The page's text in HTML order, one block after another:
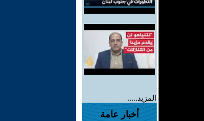
المزيد.....
أخبار عامة